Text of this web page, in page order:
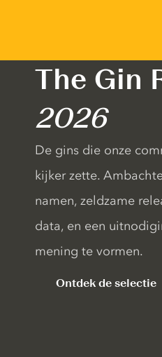
The Gin
2026
De gins die onze
kijker zette.
namen, zeldzame
data, en een
mening te vormen.
Ontdek de selectie